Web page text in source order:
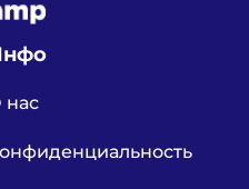
нас